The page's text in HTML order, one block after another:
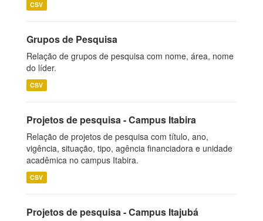
CSV
Grupos de Pesquisa
Relação de grupos de pesquisa com nome, área, nome
do líder.
CSV
Projetos de pesquisa - Campus Itabira
Relação de projetos de pesquisa com título, ano,
vigência, situação, tipo, agência financiadora e unidade
acadêmica no campus Itabira.
CSV
Projetos de pesquisa - Campus Itajubá